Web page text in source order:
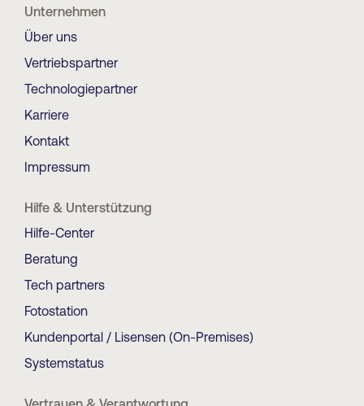
Unternehmen
Über uns
Vertriebspartner
Technologiepartner
Karriere
Kontakt
Impressum
Hilfe & Unterstützung
Hilfe-Center
Beratung
Tech partners
Fotostation
Kundenportal / Lisensen (On-Premises)
Systemstatus